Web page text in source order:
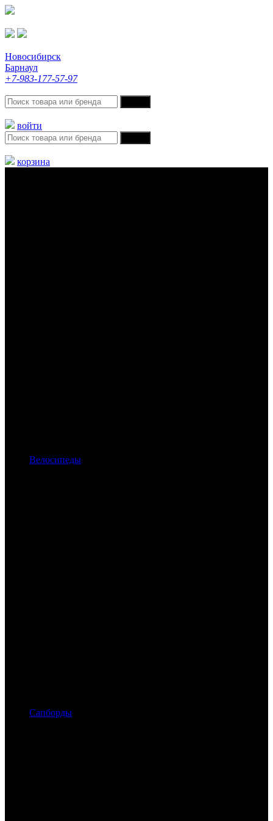
Новосибирск
Барнаул
+7-983-177-57-97
войти
корзина
Велосипеды
Сапборды